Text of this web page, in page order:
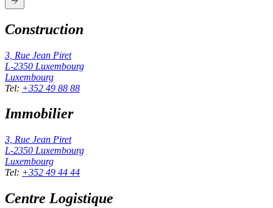
Construction
3, Rue Jean Piret
L-2350 Luxembourg
Luxembourg
Tel: +352 49 88 88
Immobilier
3, Rue Jean Piret
L-2350 Luxembourg
Luxembourg
Tel: +352 49 44 44
Centre Logistique